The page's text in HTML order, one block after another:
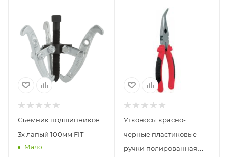
Съемник подшипников
3х лапый 100мм FIT
Мало
Утконосы красно-
черные пластиковые
ручки полированная